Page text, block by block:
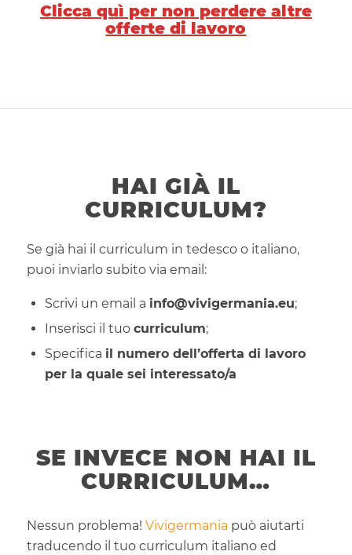
Clicca quì per non perdere altre
offerte di lavoro
HAI GIÀ IL
CURRICULUM?
Se già hai il curriculum in tedesco o italiano,
puoi inviarlo subito via email:
Scrivi un email a info@vivigermania.eu;
Inserisci il tuo curriculum;
Specifica il numero dell’offerta di lavoro
per la quale sei interessato/a
SE INVECE NON HAI IL
CURRICULUM…
Nessun problema! Vivigermania può aiutarti
traducendo il tuo curriculum italiano ed